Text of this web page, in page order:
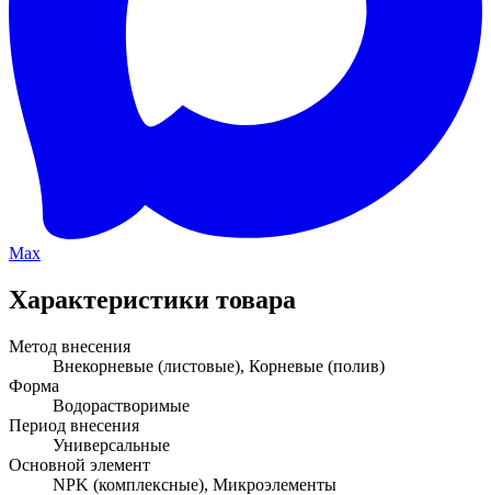
Max
Характеристики товара
Метод внесения
Внекорневые (листовые), Корневые (полив)
Форма
Водорастворимые
Период внесения
Универсальные
Основной элемент
NPK (комплексные), Микроэлементы